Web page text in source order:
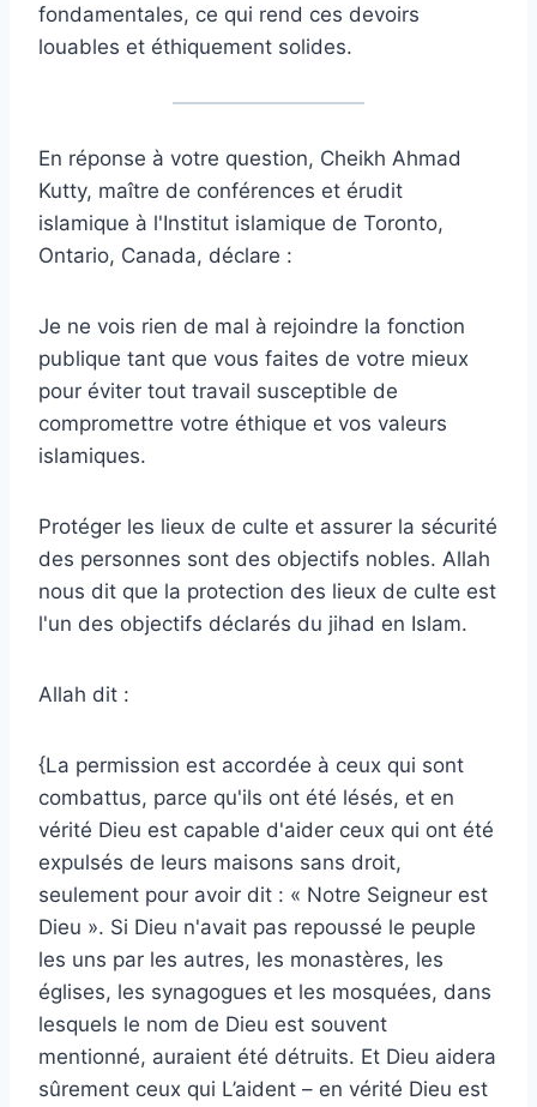
fondamentales, ce qui rend ces devoirs
louables et éthiquement solides.
En réponse à votre question, Cheikh Ahmad
Kutty, maître de conférences et érudit
islamique à l'Institut islamique de Toronto,
Ontario, Canada, déclare :
Je ne vois rien de mal à rejoindre la fonction
publique tant que vous faites de votre mieux
pour éviter tout travail susceptible de
compromettre votre éthique et vos valeurs
islamiques.
Protéger les lieux de culte et assurer la sécurité
des personnes sont des objectifs nobles. Allah
nous dit que la protection des lieux de culte est
l'un des objectifs déclarés du jihad en Islam.
Allah dit :
{La permission est accordée à ceux qui sont
combattus, parce qu'ils ont été lésés, et en
vérité Dieu est capable d'aider ceux qui ont été
expulsés de leurs maisons sans droit,
seulement pour avoir dit : « Notre Seigneur est
Dieu ». Si Dieu n'avait pas repoussé le peuple
les uns par les autres, les monastères, les
églises, les synagogues et les mosquées, dans
lesquels le nom de Dieu est souvent
mentionné, auraient été détruits. Et Dieu aidera
sûrement ceux qui L’aident – ​​en vérité Dieu est